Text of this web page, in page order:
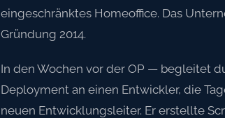
eingeschränktes Homeoffice. Das
Gründung 2014.
In den Wochen vor der OP — begleitet
Deployment an einen Entwickler, die
neuen Entwicklungsleiter. Er erstellte